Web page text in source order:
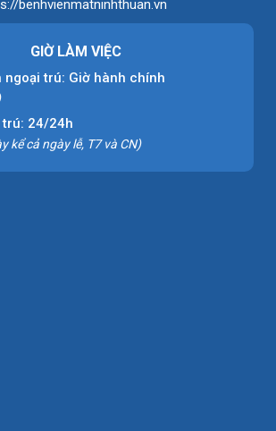
benhvienmatninhthuan.vn
GIỜ LÀM VIỆC
ngoại trú: Giờ hành chính
24/24h
kể cả ngày lễ, T7 và CN)